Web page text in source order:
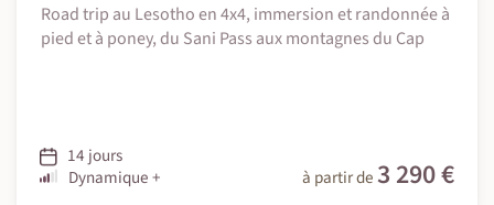
Road trip au Lesotho en 4x4, immersion et randonnée à
pied et à poney, du Sani Pass aux montagnes du Cap
14 jours
Dynamique +
à partir de 3 290 €